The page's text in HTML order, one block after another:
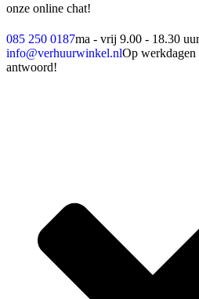
onze online chat!
085 250 0187ma - vrij 9.00 - 18.30 uur
info@verhuurwinkel.nlOp
antwoord!